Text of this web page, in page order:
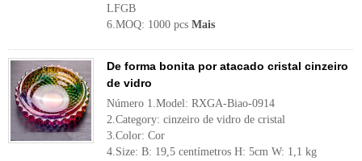
LFGB
6.MOQ: 1000 pcs Mais
De forma bonita por atacado cristal cinzeiro
de vidro
Número 1.Model: RXGA-Biao-0914
2.Category: cinzeiro de vidro de cristal
3.Color: Cor
4.Size: B: 19,5 centímetros H: 5cm W: 1,1 kg